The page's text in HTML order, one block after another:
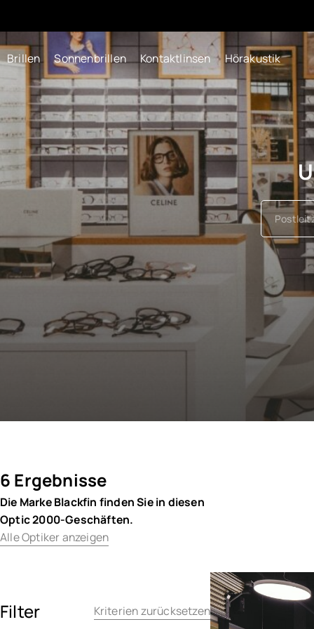
Brillen Sonnenbrillen Kontaktlinsen Hörakustik
6 Ergebnisse
Die Marke Blackfin finden Sie in diesen
Optic 2000-Geschäften.
Alle Optiker anzeigen
Filter Kriterien zurücksetzen